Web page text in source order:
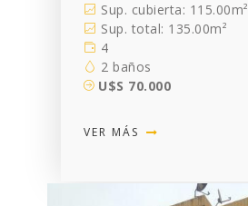
Sup. cubierta: 115.00m²
Sup. total: 135.00m²
4
2 baños
U$S 70.000
VER MÁS